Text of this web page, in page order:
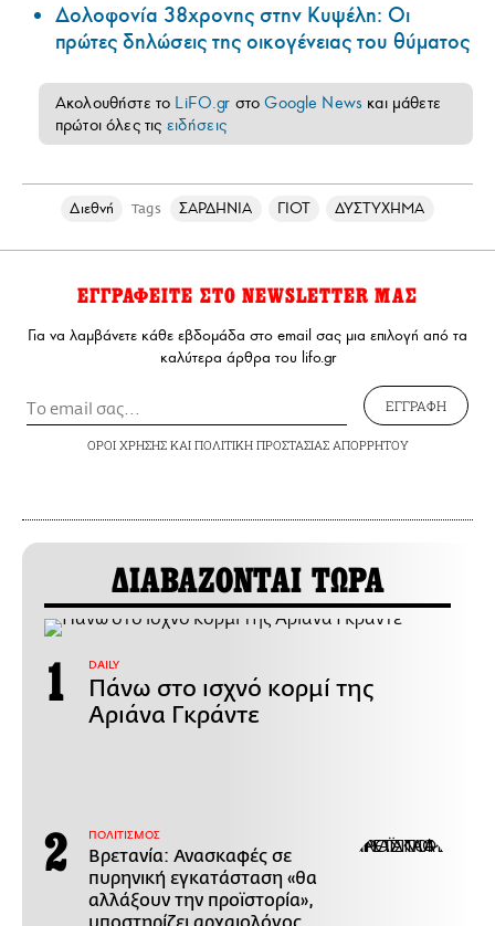
Δολοφονία 38χρονης στην Κυψέλη: Οι
πρώτες δηλώσεις της οικογένειας του θύματος
Ακολουθήστε το LiFO.gr στοGoogle News και μάθετε
πρώτοι όλες τις ειδήσεις
Διεθνή Tags ΣΑΡΔΗΝΙΑ ΓΙΟΤ ΔΥΣΤΥΧΗΜΑ
ΕΓΓΡΑΦΕΙΤΕ ΣΤΟ NEWSLETTER ΜΑΣ
Για να λαμβάνετε κάθε εβδομάδα στο email σας μια επιλογή από τα
καλύτερα άρθρα του lifo.gr
ΕΓΓΡΑΦΗ
ΟΡΟΙ ΧΡΗΣΗΣΚΑΙ ΠΟΛΙΤΙΚΗ ΠΡΟΣΤΑΣΙΑΣ ΑΠΟΡΡΗΤΟΥ
ΔΙΑΒΑΖΟΝΤΑΙ ΤΩΡΑ
DAILY
Πάνω στο ισχνό κορμί της
Αριάνα Γκράντε
ΠΟΛΙΤΙΣΜΟΣ
Βρετανία: Ανασκαφές σε
πυρηνική εγκατάσταση «θα
αλλάξουν την προϊστορία»,